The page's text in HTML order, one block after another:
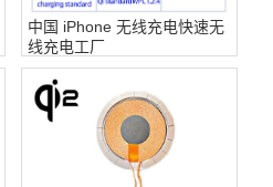
中国 iPhone 无线充电快速无
线充电工厂